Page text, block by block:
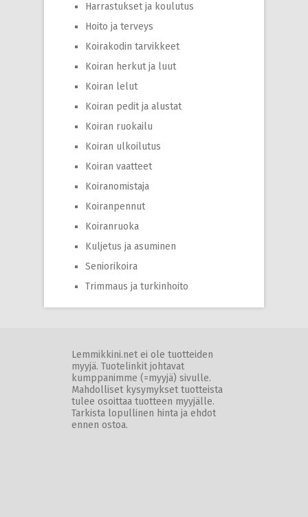
Harrastukset ja koulutus
Hoito ja terveys
Koirakodin tarvikkeet
Koiran herkut ja luut
Koiran lelut
Koiran pedit ja alustat
Koiran ruokailu
Koiran ulkoilutus
Koiran vaatteet
Koiranomistaja
Koiranpennut
Koiranruoka
Kuljetus ja asuminen
Seniorikoira
Trimmaus ja turkinhoito
Lemmikkini.net ei ole tuotteiden
myyjä. Tuotelinkit johtavat
kumppanimme (=myyjä) sivulle.
Mahdolliset kysymykset tuotteista
tulee osoittaa tuotteen myyjälle.
Tarkista lopullinen hinta ja ehdot
ennen ostoa.